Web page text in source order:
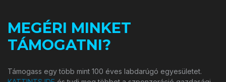
MEGÉRI MINKET
TÁMOGATNI?
Támogass egy több mint 100 éves labdarúgó egyesületet.